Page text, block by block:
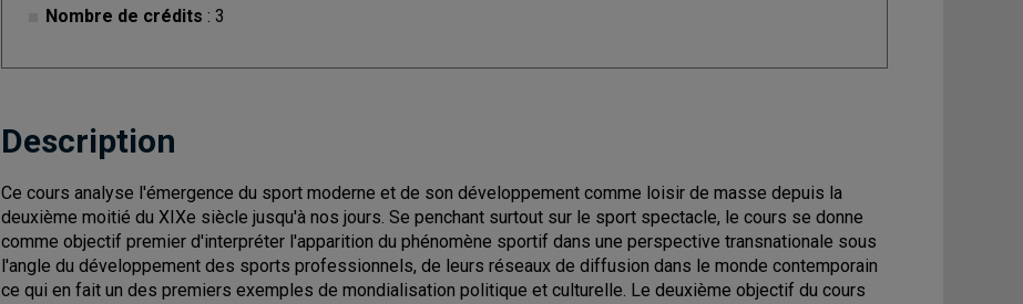
Nombre de crédits : 3
Description
Ce cours analyse l'émergence du sport moderne et de son développement comme loisir de masse depuis la
deuxième moitié du XIXe siècle jusqu'à nos jours. Se penchant surtout sur le sport spectacle, le cours se donne
comme objectif premier d'interpréter l'apparition du phénomène sportif dans une perspective transnationale sous
l'angle du développement des sports professionnels, de leurs réseaux de diffusion dans le monde contemporain
ce qui en fait un des premiers exemples de mondialisation politique et culturelle. Le deuxième objectif du cours